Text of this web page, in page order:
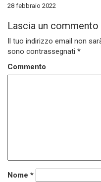
28 febbraio 2022
Lascia un commento
Il tuo indirizzo email non
sono contrassegnati *
Commento
Nome *